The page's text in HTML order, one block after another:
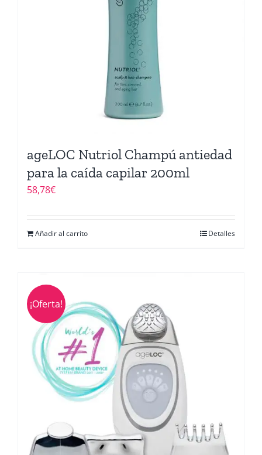
ageLOC Nutriol Champú antiedad
para la caída capilar 200ml
58,78€
Añadir al carrito Detalles
¡Oferta!